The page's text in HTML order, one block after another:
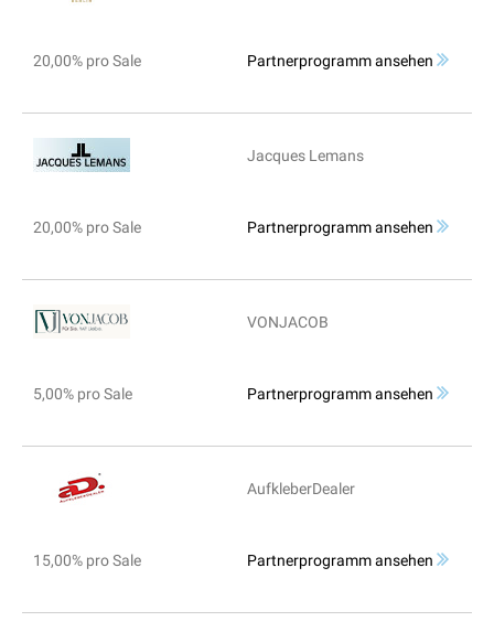
20,00% pro Sale Partnerprogramm ansehen
Jacques Lemans
20,00% pro Sale Partnerprogramm ansehen
VONJACOB
5,00% pro Sale Partnerprogramm ansehen
AufkleberDealer
15,00% pro Sale Partnerprogramm ansehen